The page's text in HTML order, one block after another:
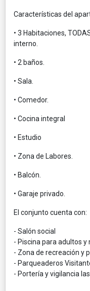
Características del
• 3 Habitaciones,
interno.
• 2 baños.
• Sala.
• Comedor.
• Cocina integral
• Estudio
• Zona de Labores.
• Balcón.
• Garaje privado.
El conjunto cuenta con:
- Salón social
- Piscina para adultos y
- Zona de recreación y
- Parqueaderos
- Portería y vigilancia